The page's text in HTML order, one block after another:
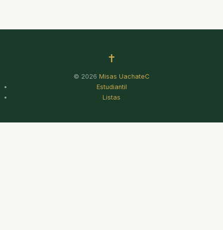
✝
© 2026 Misas UachateC
Estudiantil
Listas